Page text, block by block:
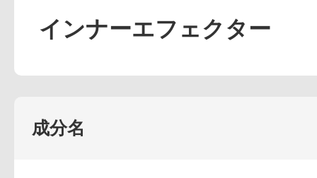
お友達紹介サ
インナーエフェクター
成分名